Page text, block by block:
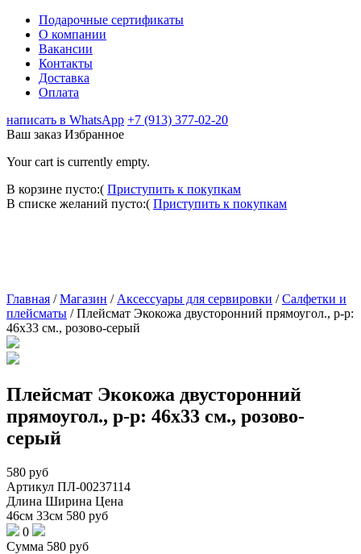
Подарочные сертификаты
О компании
Вакансии
Контакты
Доставка
Оплата
написать в WhatsApp +7 (913) 377-02-20
Ваш заказ Избранное
Your cart is currently empty.
В корзине пусто:( Приступить к покупкам
В списке желаний пусто:( Приступить к покупкам
Главная /Магазин / Аксессуары для сервировки /Cалфетки и
плейсматы /Плейсмат Экокожа двусторонний прямоугол., р-р:
46х33 см., розово-серый
Плейсмат Экокожа двусторонний
прямоугол., р-р: 46х33 см., розово-
серый
580 руб
Артикул ПЛ-00237114
Длина Ширина Цена
46см 33см 580 руб
0
Сумма 580 руб